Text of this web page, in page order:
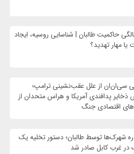
حاکمیت طالبان | شناسایی روسیه، ایجاد
مهار تهدید؟
سی‌ان‌ان از علل عقب‌نشینی ترامپ؛
پدافندی آمریکا و هراس متحدان از
اقتصادی جنگ
شهرک‌ها توسط طالبان؛ دستور تخلیه یک
در غرب کابل صادر شد